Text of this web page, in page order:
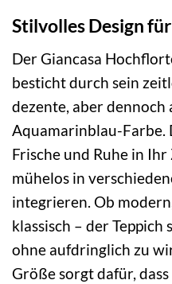
Stilvolles Design
Der Giancasa
besticht durch sein
dezente, aber dennoch
Aquamarinblau-Farbe.
Frische und Ruhe in
mühelos in
integrieren. Ob
klassisch – der
ohne aufdringlich zu
Größe sorgt dafür,